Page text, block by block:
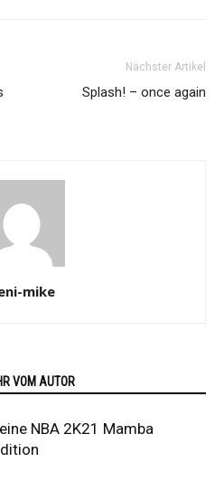
Nächster Artikel
Splash! – once again
mike
VOM AUTOR
NBA 2K21 Mamba